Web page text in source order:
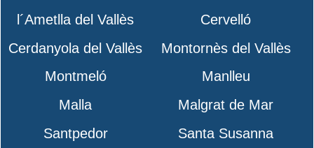
l´Ametlla del Vallès
Cervelló
Cerdanyola del Vallès
Montornès del Vallès
Montmeló
Manlleu
Malla
Malgrat de Mar
Santpedor
Santa Susanna